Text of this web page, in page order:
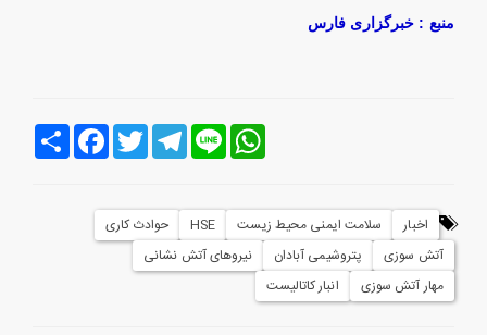
منبع : خبرگزاری فارس
اشتراک
FacebookTwitter
Telegram Line
WhatsApp
اخبار سلامت ایمنی محیط زیست HSE
حوادث کاری
آتش سوزی
پتروشیمی آبادان
نیروهای آتش نشانی
مهار آتش سوزی
انبار کاتالیست